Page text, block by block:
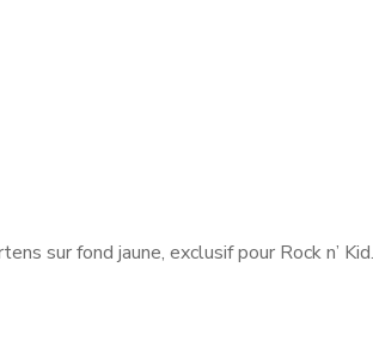
sur fond jaune, exclusif pour Rock n’ Kid.